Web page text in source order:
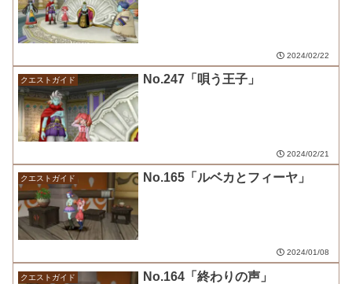
2024/02/22
クエストガイド No.247「唄う王子」
2024/02/21
クエストガイド No.165「ルベカとフィーヤ」
2024/01/08
クエストガイド No.164「終わりの声」